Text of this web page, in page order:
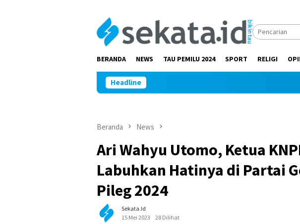
BERANDA NEWS TAU PEMILU 2024 SPORT RELIGI
Headline
Beranda News
Ari Wahyu Utomo, Ketua
Labuhkan Hatinya di Partai
Pileg 2024
Sekata.id
15 Mei 2023
28 Dilihat